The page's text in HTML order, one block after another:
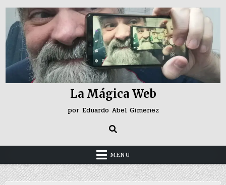
Skip
content
La Mágica Web
por Eduardo Abel Gimenez
MENU